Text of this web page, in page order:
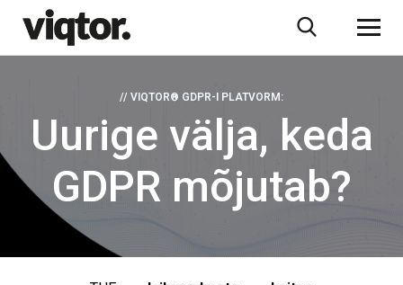
// VIQTOR® GDPR-I PLATVORM:
Uurige välja, keda
GDPR mõjutab?